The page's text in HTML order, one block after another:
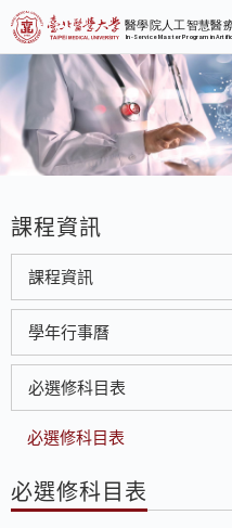
課程資訊
課程資訊
學年行事曆
必選修科目表
必選修科目表
必選修科目表